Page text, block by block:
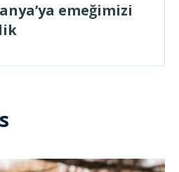
emeğimizi